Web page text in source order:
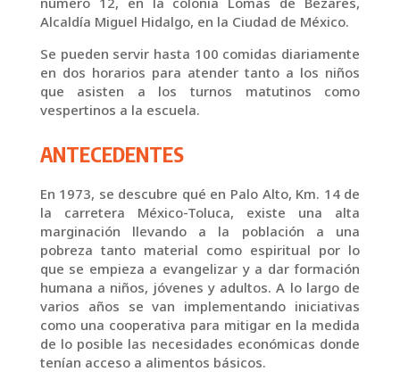
Alcaldía Miguel Hidalgo, en la Ciudad de México.
Se pueden servir hasta 100 comidas diariamente
en dos horarios para atender tanto a los niños
que asisten a los turnos matutinos como
vespertinos a la escuela.
ANTECEDENTES
En 1973, se descubre qué en Palo Alto, Km. 14 de
la carretera México-Toluca, existe una alta
marginación llevando a la población a una
pobreza tanto material como espiritual por lo
que se empieza a evangelizar y a dar formación
humana a niños, jóvenes y adultos. A lo largo de
varios años se van implementando iniciativas
como una cooperativa para mitigar en la medida
de lo posible las necesidades económicas donde
tenían acceso a alimentos básicos.